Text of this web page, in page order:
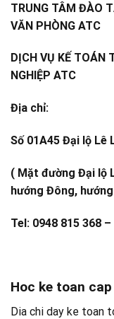
TRUNG TÂM ĐÀO
VĂN PHÒNG ATC
DỊCH VỤ KẾ TOÁN
NGHIỆP ATC
Địa chỉ:
Số 01A45 Đại lộ Lê
( Mặt đường Đại lộ
hướng Đông,
Tel: 0948 815 368
Hoc ke toan
Dia chi day ke toan